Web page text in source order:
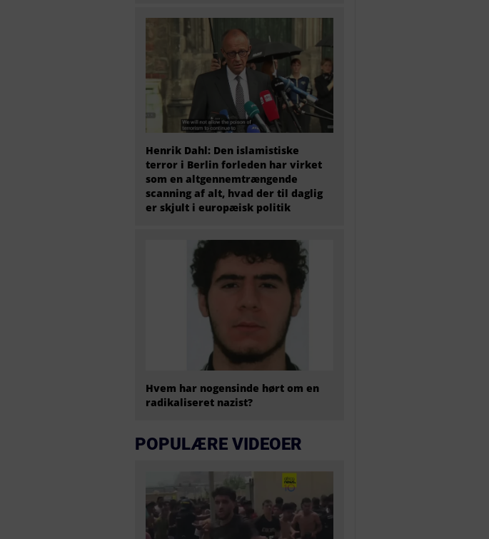
Henrik Dahl: Den islamistiske
terror i Berlin forleden har virket
som en altgennemtrængende
scanning af alt, hvad der til daglig
er skjult i europæisk politik
Hvem har nogensinde hørt om en
radikaliseret nazist?
POPULÆRE VIDEOER